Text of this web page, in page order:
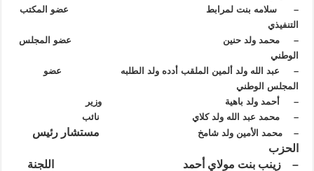
– سلامه بنت لمرابط عضو المكتب
التنفيذي
– محمد ولد حنين عضو المجلس
الوطني
– عبد الله ولد ألمين الملقب أدده ولد الطلبه عضو
المجلس الوطني
– أحمد ولد باهية وزير
– محمد عبد الله ولد كلاي نائب
– محمد الأمين ولد شامخ
مستشار رئيس
الحزب
– زينب بنت مولاي أحمد اللجنة